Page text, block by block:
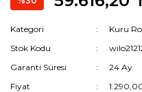
Kategori
Kuru
Stok Kodu
Garanti Süresi
24 Ay
Fiyat